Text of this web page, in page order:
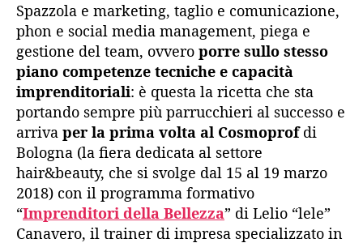
Spazzola e marketing, taglio e comunicazione,
phon e social media management, piega e
gestione del team, ovvero porre sullo stesso
piano competenze tecniche e capacità
imprenditoriali: è questa la ricetta che sta
portando sempre più parrucchieri al successo e
arriva per la prima volta al Cosmoprofdi
Bologna (la fiera dedicata al settore
hair&beauty, che si svolge dal 15 al 19 marzo
2018) con il programma formativo
“Imprenditori della Bellezza” di Lelio “lele”
Canavero, il trainer di impresa specializzato in